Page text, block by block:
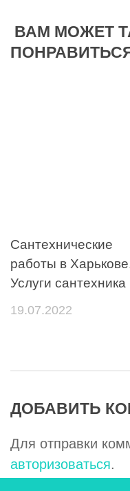
ВАМ МОЖЕТ
Сантехнические
работы в
Услуги сантехника
19.07.2022
ДОБАВИТЬ
Для отправки
авторизоваться.